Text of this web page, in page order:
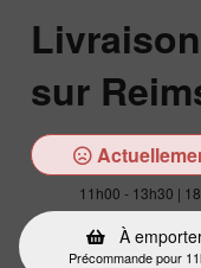
sur
11h00 - 13h30 |
À
Précommande pour